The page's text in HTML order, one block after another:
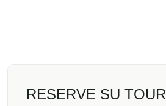
RESERVE SU TOUR